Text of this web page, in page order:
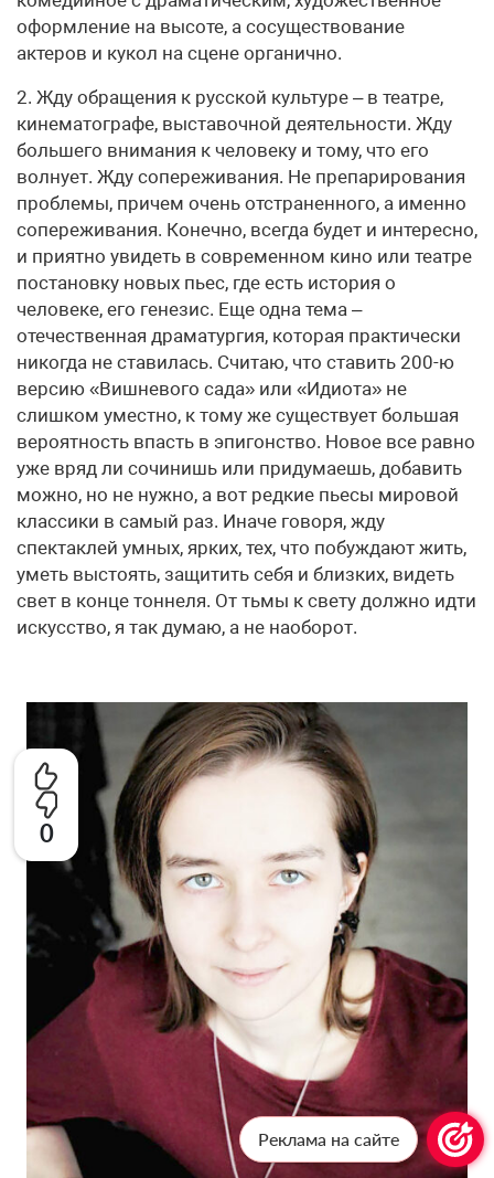
0
оформление на высоте, а сосуществование
актеров и кукол на сцене органично.
2. Жду обращения к русской культуре – в театре,
кинематографе, выставочной деятельности. Жду
большего внимания к человеку и тому, что его
волнует. Жду сопереживания. Не препарирования
проблемы, причем очень отстраненного, а именно
сопереживания. Конечно, всегда будет и интересно,
и приятно увидеть в современном кино или театре
постановку новых пьес, где есть история о
человеке, его генезис. Еще одна тема –
отечественная драматургия, которая практически
никогда не ставилась. Считаю, что ставить 200-ю
версию «Вишневого сада» или «Идиота» не
слишком уместно, к тому же существует большая
вероятность впасть в эпигонство. Новое все равно
уже вряд ли сочинишь или придумаешь, добавить
можно, но не нужно, а вот редкие пьесы мировой
классики в самый раз. Иначе говоря, жду
спектаклей умных, ярких, тех, что побуждают жить,
уметь выстоять, защитить себя и близких, видеть
свет в конце тоннеля. От тьмы к свету должно идти
искусство, я так думаю, а не наоборот.
Реклама на сайте